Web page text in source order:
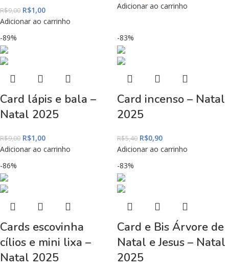
R$9,00 R$1,00
Adicionar ao carrinho
Adicionar ao carrinho
-89%
Card lápis e bala –
Natal 2025
R$9,00 R$1,00
Adicionar ao carrinho
-83%
Card incenso – Natal
2025
R$5,40 R$0,90
Adicionar ao carrinho
-86%
Cards escovinha
cílios e mini lixa –
Natal 2025
-83%
Card e Bis Árvore de
Natal e Jesus – Natal
2025